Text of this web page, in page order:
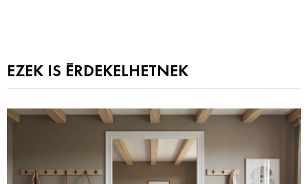
EZEK IS ÉRDEKELHETNEK